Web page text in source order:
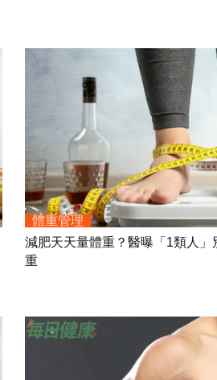
體重管理
減肥天天量體重？醫曝「1類人
重